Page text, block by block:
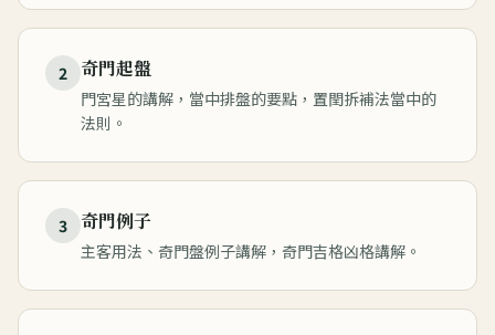
2 奇門起盤
門宮星的講解，當中排盤的要點，置閏拆補法當中的
法則。
3 奇門例子
主客用法、奇門盤例子講解，奇門吉格凶格講解。